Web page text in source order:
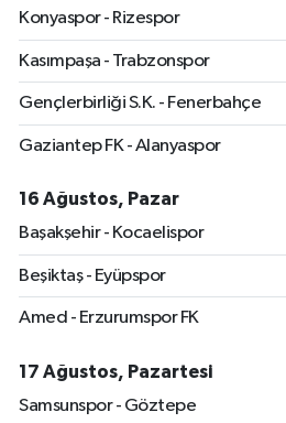
Konyaspor - Rizespor
Kasımpaşa - Trabzonspor
Gençlerbirliği S.K. - Fenerbahçe
Gaziantep FK - Alanyaspor
16 Ağustos, Pazar
Başakşehir - Kocaelispor
Beşiktaş - Eyüpspor
Amed - Erzurumspor FK
17 Ağustos, Pazartesi
Samsunspor - Göztepe